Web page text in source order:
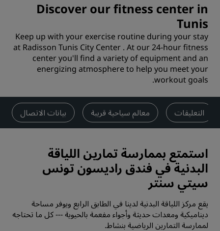
Discover our fitness center in
Tunis
Keep up with your exercise routine during your stay
at Radisson Tunis City Center . At our 24-hour fitness
center you'll find a variety of equipment and an
energizing atmosphere to help you meet your
workout goals.
التعليقات معالم سياحية قريبة بيانات الاتصال
استمتع بممارسة تمارين اللياقة
البدنية في فندق راديسون تونس
سيتي سنتر
يقع مركز اللياقة البدنية لدينا في الطابق الرابع ويوفر مساحة
ديناميكية ومعدات حديثة وأجواء مفعمة بالحيوية --- كل ما تحتاجه
لممارسة التمارين الرياضية بنشاط.